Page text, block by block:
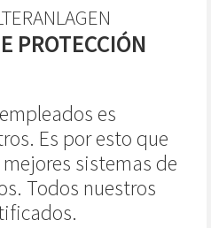
PROTECCIÓN
es
Es por esto que
sistemas de
Todos nuestros